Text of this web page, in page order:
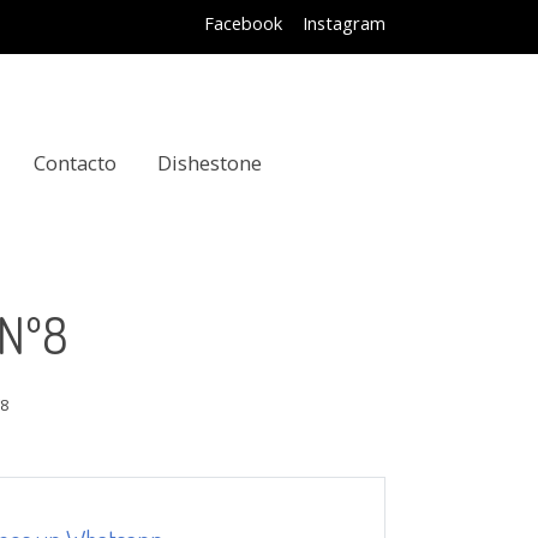
Facebook Instagram
Contacto Dishestone